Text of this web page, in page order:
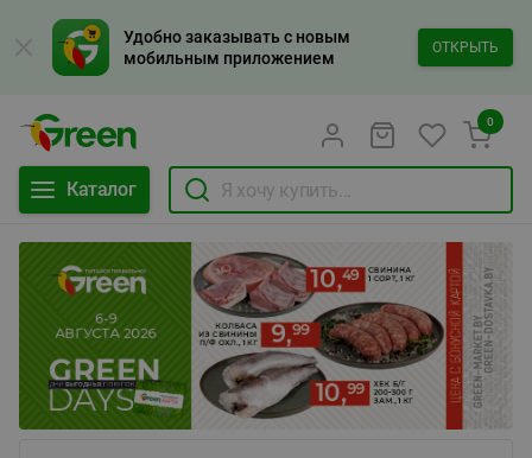
Удобно заказывать с новым
мобильным приложением
ОТКРЫТЬ
Каталог
0